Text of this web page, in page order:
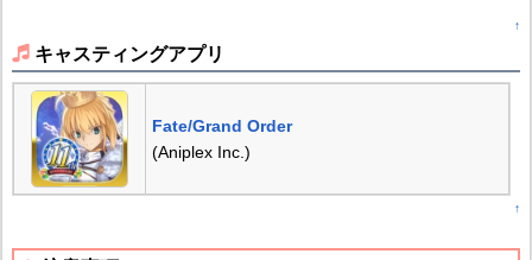
↑
キャスティングアプリ
Fate/Grand Order
(Aniplex Inc.)
↑